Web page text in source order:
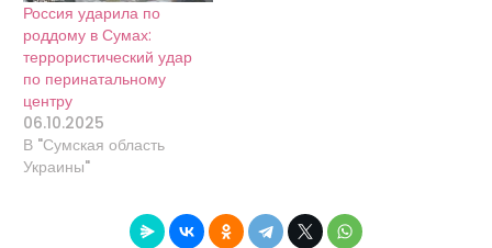
Россия ударила по
роддому в Сумах:
террористический удар
по перинатальному
центру
06.10.2025
В "Сумская область
Украины"